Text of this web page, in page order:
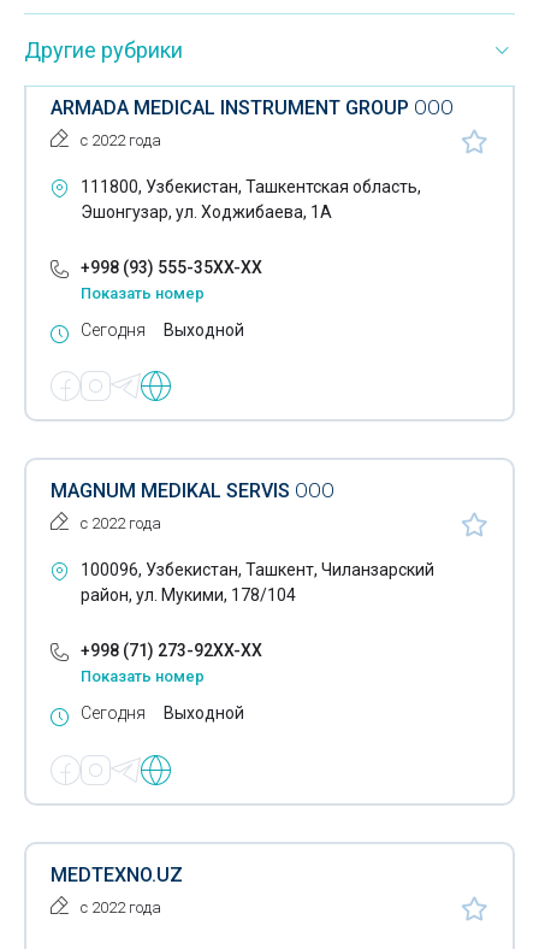
Бумажная продукция
Бумажные крышки
Бумажные полотенца
Бутылки
Бытовая химия
Велосипеды
Галантерея
Галогеновые лампы
Гибкие шланги
Декоративная лепнина
Декоративный профиль
Детские товары
Емкости пластиковые
Другие рубрики
ARMADA MEDICAL INSTRUMENT GROUP ООО
с 2022 года
111800, Узбекистан, Ташкентская область,
Эшонгузар, ул. Ходжибаева, 1А
+998 (93) 555-35XX-XX
Показать номер
Сегодня Выходной
MAGNUM MEDIKAL SERVIS ООО
с 2022 года
100096, Узбекистан, Ташкент, Чиланзарский
район, ул. Мукими, 178/104
+998 (71) 273-92XX-XX
Показать номер
Сегодня Выходной
MEDTEXNO.UZ
с 2022 года